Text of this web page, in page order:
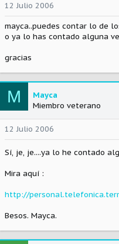
12 Julio 2006
mayca..puedes contar lo de
o ya lo has contado alguna
gracias
M
Mayca
Miembro veterano
12 Julio 2006
Sí, je, je....ya lo he contado
Mira aquí :
http://
Besos. Mayca.